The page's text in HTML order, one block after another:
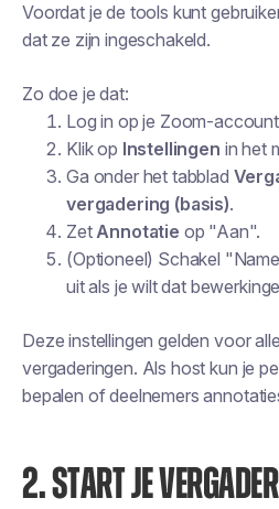
Voordat je de tools kunt
dat ze zijn ingeschakeld.
Zo doe je dat:
Log in op je Zoom-
Klik op Instellingen in het
Ga onder het tabblad
vergadering (basis).
ZetAnnotatie op "Aan".
(Optioneel) Schakel
uit als je wilt dat
Deze instellingen gelden voor
vergaderingen. Als host kun je
bepalen of deelnemers
2. START JE